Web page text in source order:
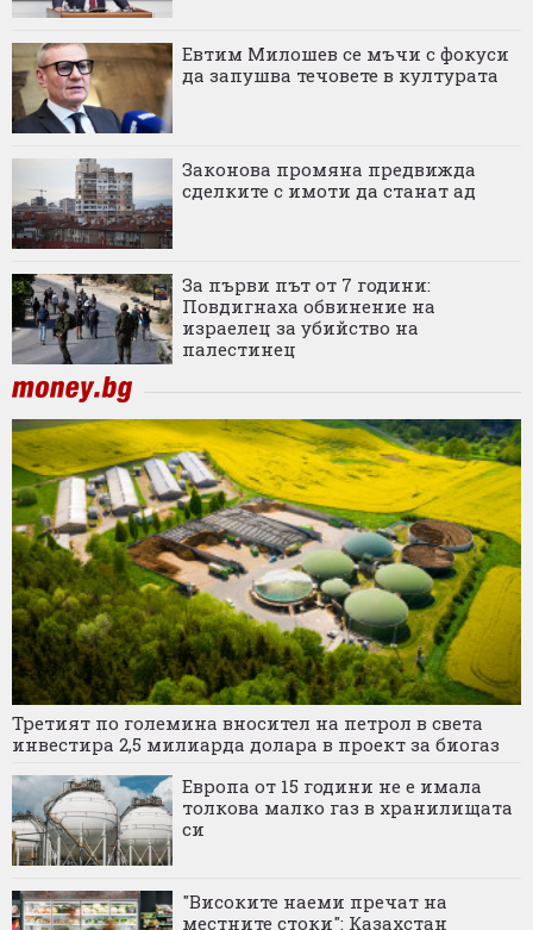
Евтим Милошев се мъчи с фокуси
да запушва течовете в културата
Законова промяна предвижда
сделките с имоти да станат ад
За първи път от 7 години:
Повдигнаха обвинение на
израелец за убийство на
палестинец
Третият по големина вносител на петрол в света
инвестира 2,5 милиарда долара в проект за биогаз
Европа от 15 години не е имала
толкова малко газ в хранилищата
си
"Високите наеми пречат на
местните стоки": Казахстан